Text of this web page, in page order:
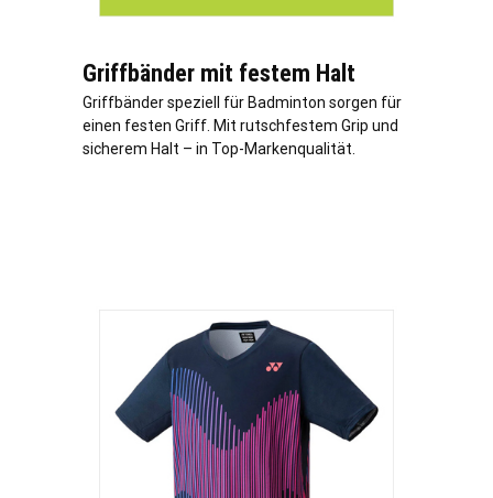
Griffbänder mit festem Halt
Griffbänder speziell für Badminton sorgen für
einen festen Griff. Mit rutschfestem Grip und
sicherem Halt – in Top-Markenqualität.